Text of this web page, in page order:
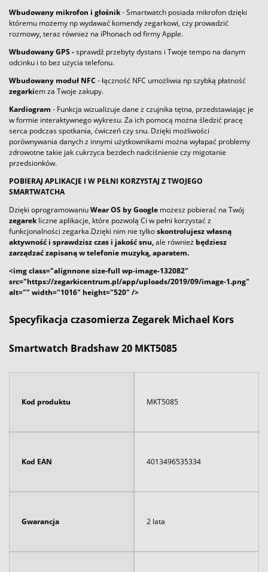
Wbudowany mikrofon i głośnik- Smartwatch posiada mikrofon dzięki
któremu możemy np wydawać komendy zegarkowi, czy prowadzić
rozmowy, teraz również na iPhonach od firmy Apple.
Wbudowany GPS -sprawdź przebyty dystans i Twoje tempo na danym
odcinku i to bez użycia telefonu.
Wbudowany moduł NFC - łączność NFC umożliwia np szybką płatność
zegarkiem za Twoje zakupy.
Kardiogram - Funkcja wizualizuje dane z czujnika tętna, przedstawiając je
w formie interaktywnego wykresu. Za ich pomocą można śledzić pracę
serca podczas spotkania, ćwiczeń czy snu. Dzięki możliwości
porównywania danych z innymi użytkownikami można wyłapać problemy
zdrowotne takie jak cukrzyca bezdech nadciśnienie czy migotanie
przedsionków.
POBIERAJ APLIKACJE I W PEŁNI KORZYSTAJ Z TWOJEGO
SMARTWATCHA
Dzięki oprogramowaniuWear OS by Google możesz pobierać na Twój
zegarekliczne aplikacje, które pozwolą Ci w pełni korzystać z
funkcjonalności zegarka.Dzięki nim nie tylkoskontrolujesz własną
aktywność i sprawdzisz czas i jakość snu,ale również będziesz
zarządzać zapisaną w telefonie muzyką, aparatem.
<img class="alignnone size-full wp-image-132082"
src="https://zegarkicentrum.pl/app/uploads/2019/09/image-1.png"
alt="" width="1016" height="520" />
Specyfikacja czasomierza Zegarek Michael Kors
Smartwatch Bradshaw 20 MKT5085
Kod produktu MKT5085
Kod EAN 4013496535334
Gwarancja 2 lata